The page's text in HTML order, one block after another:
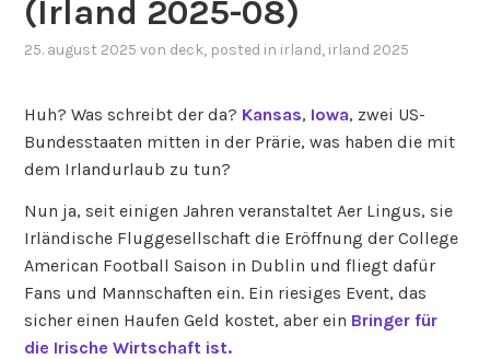
(Irland 2025-08)
25. august 2025 von deck, posted in irland, irland 2025
Huh? Was schreibt der da? Kansas, Iowa, zwei US-
Bundesstaaten mitten in der Prärie, was haben die mit
dem Irlandurlaub zu tun?
Nun ja, seit einigen Jahren veranstaltet Aer Lingus, sie
Irländische Fluggesellschaft die Eröffnung der College
American Football Saison in Dublin und fliegt dafür
Fans und Mannschaften ein. Ein riesiges Event, das
sicher einen Haufen Geld kostet, aber ein Bringer für
die Irische Wirtschaft ist.